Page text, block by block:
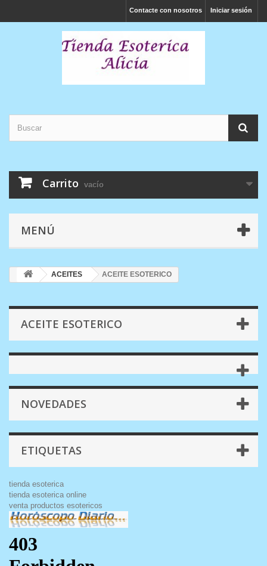
Iniciar sesión
Contacte con nosotros
Carrito vacío
MENÚ
ACEITES ACEITE ESOTERICO
ACEITE ESOTERICO
NOVEDADES
ETIQUETAS
tienda esoterica
tienda esoterica online
venta productos esotericos